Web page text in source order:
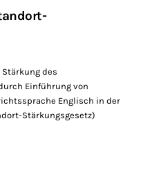
Stärkung des
Einführung von
Englisch in der
Stärkungsgesetz)